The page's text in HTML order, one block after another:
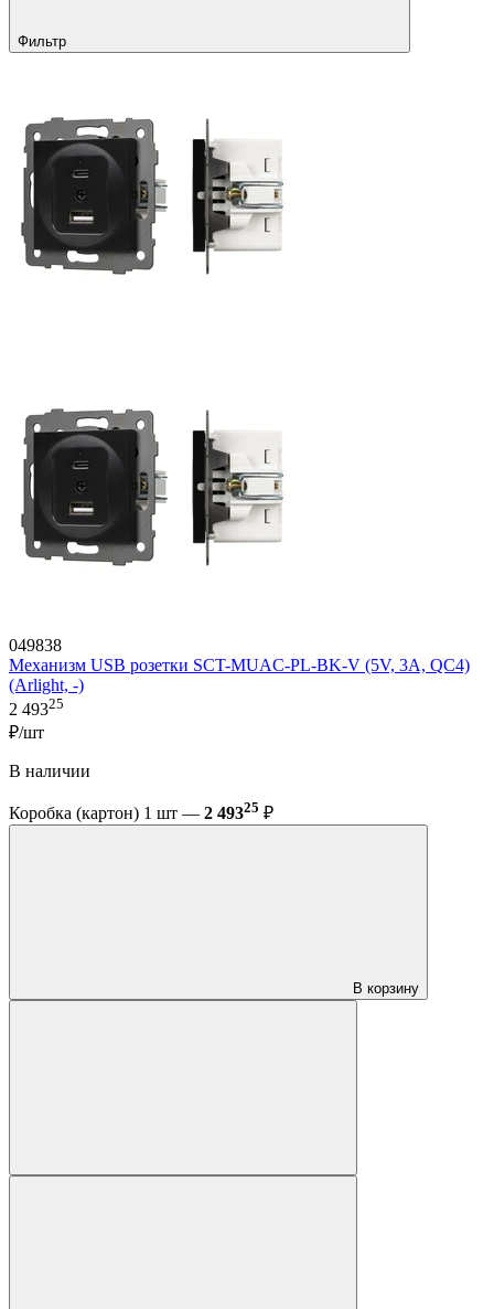
Фильтр
049838
Механизм USB розетки SCT-MUAC-PL-BK-V (5V, 3A, QC4)
(Arlight, -)
2 49325
₽/шт
В наличии
Коробка (картон) 1 шт — 2 49325 ₽
В корзину